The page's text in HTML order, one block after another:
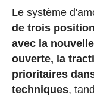
Le système
de trois
avec la
ouverte, la
prioritaires
techniques,